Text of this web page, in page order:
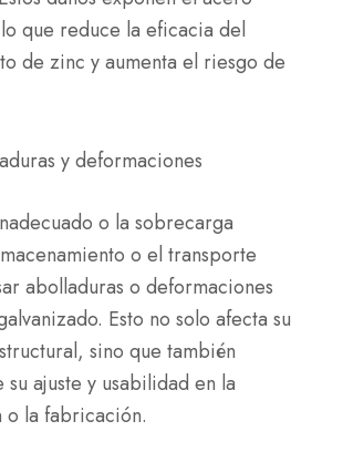
que reduce la eficacia del
de zinc y aumenta el riesgo de
y deformaciones
o la sobrecarga
o el transporte
abolladuras o deformaciones
Esto no solo afecta su
sino que también
ajuste y usabilidad en la
o la fabricación.